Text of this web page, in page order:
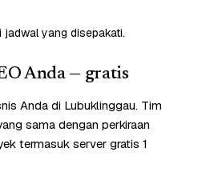
jadwal yang disepakati.
Anda — gratis
Anda di Lubuklinggau. Tim
sama dengan perkiraan
termasuk server gratis 1